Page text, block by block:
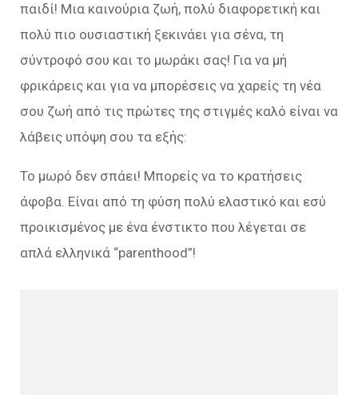
παιδί! Μια καινούρια ζωή, πολύ διαφορετική και
πολύ πιο ουσιαστική ξεκινάει για σένα, τη
σύντροφό σου και το μωράκι σας! Για να μή
φρικάρεις και για να μπορέσεις να χαρείς τη νέα
σου ζωή από τις πρώτες της στιγμές καλό είναι να
λάβεις υπόψη σου τα εξής:
Το μωρό δεν σπάει! Μπορείς να το κρατήσεις
άφοβα. Είναι από τη φύση πολύ ελαστικό και εσύ
προικισμένος με ένα ένστικτο που λέγεται σε
απλά ελληνικά “parenthood”!